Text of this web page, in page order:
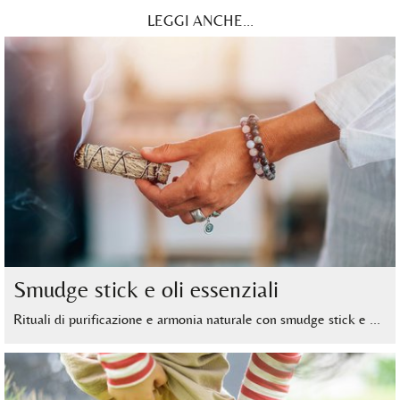
LEGGI ANCHE...
Smudge stick e oli essenziali
Rituali di purificazione e armonia naturale con smudge stick e …